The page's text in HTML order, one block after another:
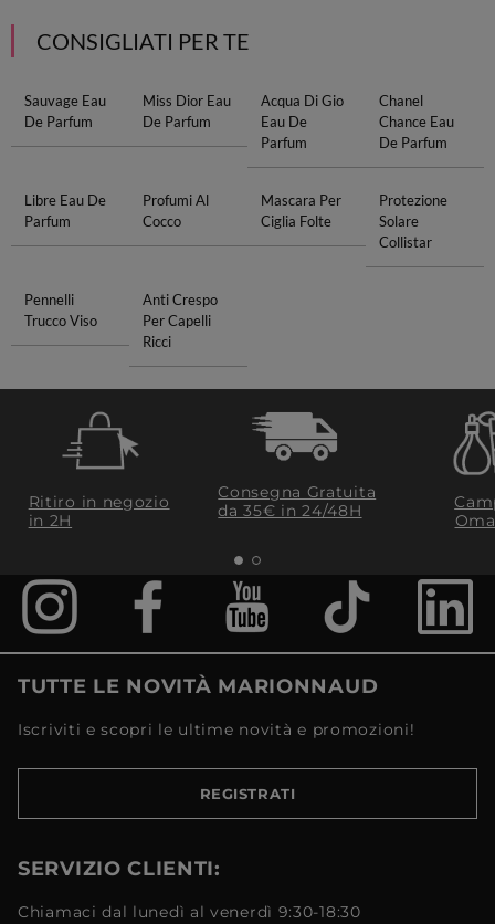
CONSIGLIATI PER TE
Sauvage Eau
De Parfum
Miss Dior Eau
De Parfum
Acqua Di Gio
Eau De
Parfum
Chanel
Chance Eau
De Parfum
Libre Eau De
Parfum
Profumi Al
Cocco
Mascara Per
Ciglia Folte
Protezione
Solare
Collistar
Pennelli
Trucco Viso
Anti Crespo
Per Capelli
Ricci
Ritiro in negozio
in 2H
Consegna Gratuita
da 35€​ in 24/48H
TUTTE LE NOVITÀ MARIONNAUD
Iscriviti e scopri le ultime novità e promozioni!
REGISTRATI
SERVIZIO CLIENTI:
Chiamaci dal lunedì al venerdì 9:30-18:30